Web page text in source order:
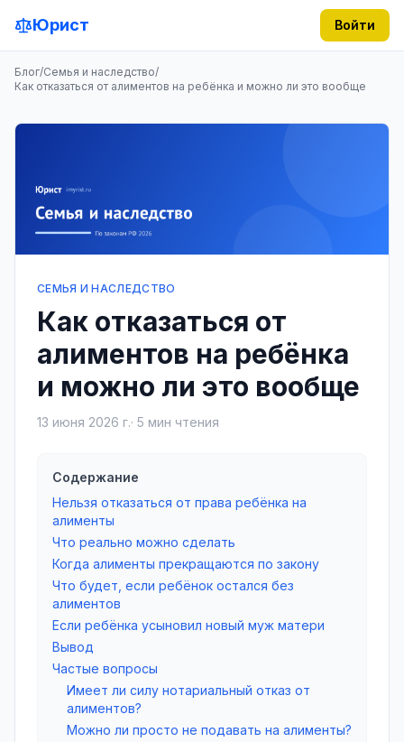
Юрист Войти
Блог/Семья и наследство/
Как отказаться от алиментов на ребёнка и можно ли это вообще
СЕМЬЯ И НАСЛЕДСТВО
Как отказаться от
алиментов на ребёнка
и можно ли это вообще
13 июня 2026 г.· 5 мин чтения
Содержание
Нельзя отказаться от права ребёнка на
алименты
Что реально можно сделать
Когда алименты прекращаются по закону
Что будет, если ребёнок остался без
алиментов
Если ребёнка усыновил новый муж матери
Вывод
Частые вопросы
Имеет ли силу нотариальный отказ от
алиментов?
Можно ли просто не подавать на алименты?